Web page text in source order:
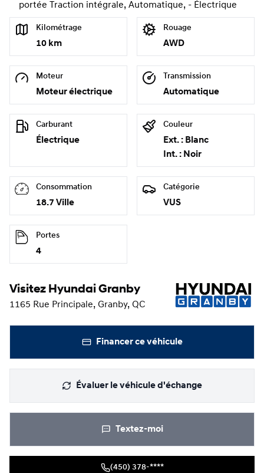
portée Traction intégrale, Automatique, - Électrique
Kilométrage
10 km
Rouage
AWD
Moteur
Moteur électrique
Transmission
Automatique
Carburant
Électrique
Couleur
Ext. : Blanc
Int. : Noir
Consommation
18.7 Ville
Catégorie
VUS
Portes
4
Visitez Hyundai Granby
1165 Rue Principale, Granby, QC
Financer ce véhicule
Évaluer le véhicule d'échange
Textez-moi
(450) 378-****